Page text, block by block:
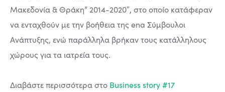
Μακεδονία & Θράκη” 2014-2020″, στο οποίο κατάφεραν
να ενταχθούν με την βοήθεια της ena Σύμβουλοι
Ανάπτυξης, ενώ παράλληλα βρήκαν τους κατάλληλους
χώρους για τα ιατρεία τους.
Διαβάστε περισσότερα στο Business story #17